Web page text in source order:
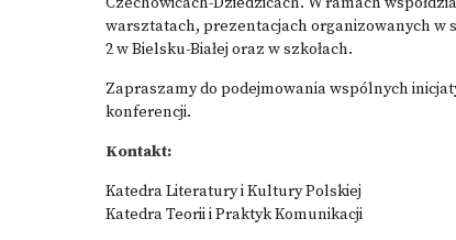
warsztatach, prezentacjach organizowanych w
2 w Bielsku-Białej oraz w szkołach.
Zapraszamy do podejmowania wspólnych
konferencji.
Kontakt:
Katedra Literatury i Kultury Polskiej
Katedra Teorii i Praktyk Komunikacji